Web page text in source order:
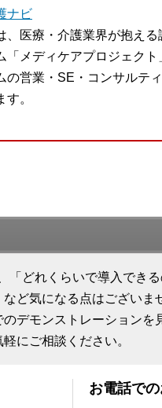
ナビ
、医療・介護業界が抱え
「メディケアプロジェク
の営業・SE・コンサルテ
。
「どれくらいで導入できる
ど気になる点はございま
デモンストレーションを
にご相談ください。
お電話で